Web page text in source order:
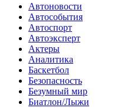
Автоновости
Автособытия
Автоспорт
Автоэксперт
Актеры
Аналитика
Баскетбол
Безопасность
Безумный мир
Биатлон/Лыжи